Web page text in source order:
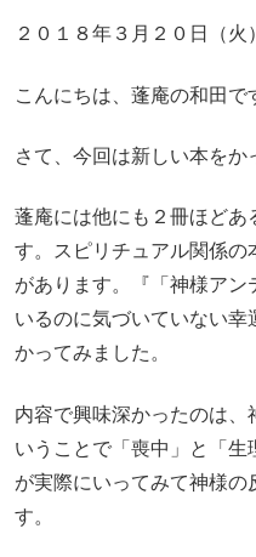
２０１８年３月２０日（火）
こんにちは、蓬庵の和田で
さて、今回は新しい本をか
蓬庵には他にも２冊ほど
す。スピリチュアル関係
があります。『「神様アン
いるのに気づいていない幸
かってみました。
内容で興味深かったのは、
いうことで「喪中」と「
が実際にいってみて神様
す。